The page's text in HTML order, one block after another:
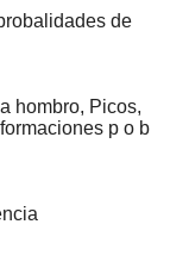
de
hombro, Picos,
p o b